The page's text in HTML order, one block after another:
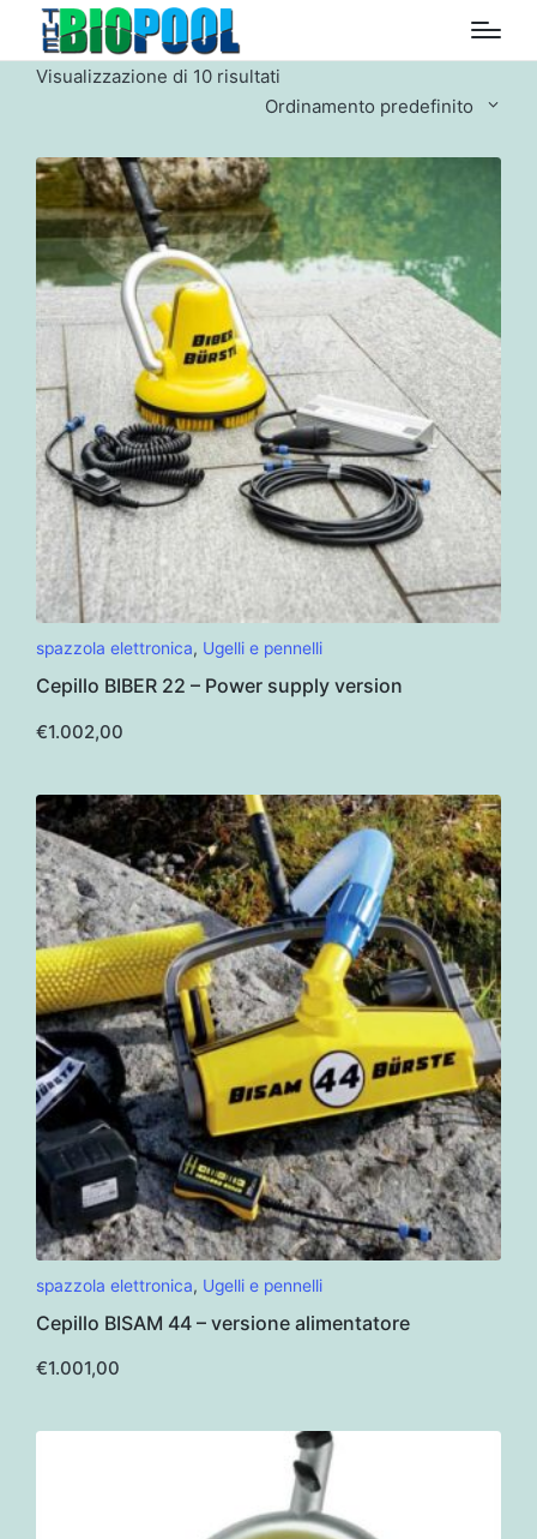
Visualizzazione di 10 risultati
Ordinamento predefinito
spazzola elettronica, Ugelli e pennelli
Cepillo BIBER 22 – Power supply version
€1.002,00
spazzola elettronica, Ugelli e pennelli
Cepillo BISAM 44 – versione alimentatore
€1.001,00